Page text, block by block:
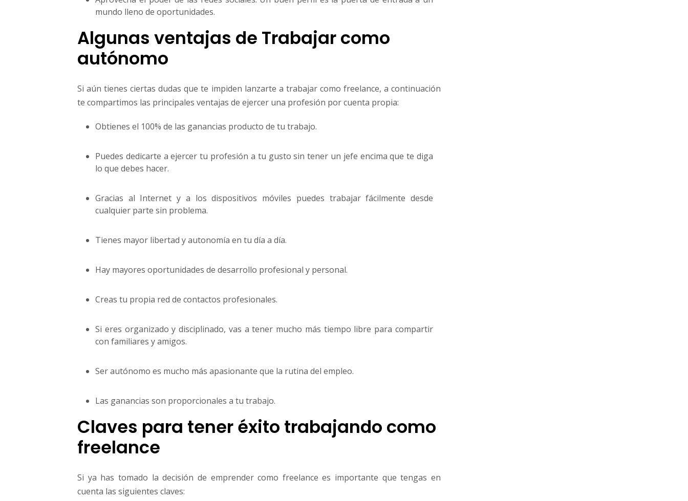
mundo lleno de oportunidades.
Algunas ventajas de Trabajar como
autónomo
Si aún tienes ciertas dudas que te impiden lanzarte a trabajar como freelance, a continuación
te compartimos las principales ventajas de ejercer una profesión por cuenta propia:
Obtienes el 100% de las ganancias producto de tu trabajo.
Puedes dedicarte a ejercer tu profesión a tu gusto sin tener un jefe encima que te diga
lo que debes hacer.
Gracias al Internet y a los dispositivos móviles puedes trabajar fácilmente desde
cualquier parte sin problema.
Tienes mayor libertad y autonomía en tu día a día.
Hay mayores oportunidades de desarrollo profesional y personal.
Creas tu propia red de contactos profesionales.
Si eres organizado y disciplinado, vas a tener mucho más tiempo libre para compartir
con familiares y amigos.
Ser autónomo es mucho más apasionante que la rutina del empleo.
Las ganancias son proporcionales a tu trabajo.
Claves para tener éxito trabajando como
freelance
Si ya has tomado la decisión de emprender como freelance es importante que tengas en
cuenta las siguientes claves: